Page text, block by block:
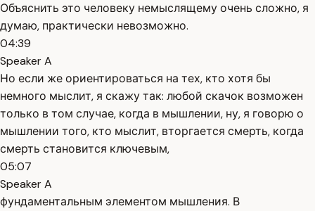
Объяснить это человеку немыслящему очень сложно, я
думаю, практически невозможно.
04:39
Speaker A
Но если же ориентироваться на тех, кто хотя бы
немного мыслит, я скажу так: любой скачок возможен
только в том случае, когда в мышлении, ну, я говорю о
мышлении того, кто мыслит, вторгается смерть, когда
смерть становится ключевым,
05:07
Speaker A
фундаментальным элементом мышления. В